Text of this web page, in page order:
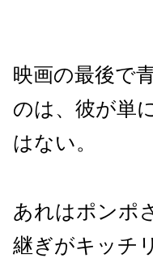
映画の最後で
のは、彼が単
はない。
あれはポンポ
継ぎがキッチ